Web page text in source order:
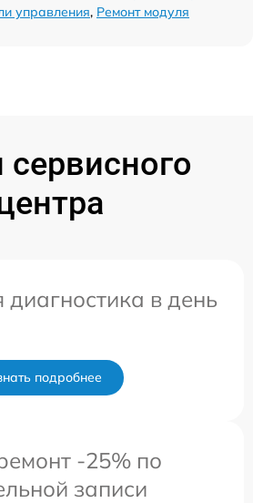
управления, Ремонт модуля
диагностика в день
подробнее
-25% по
записи